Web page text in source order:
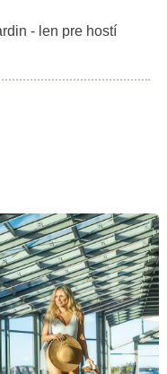
- len pre hostí